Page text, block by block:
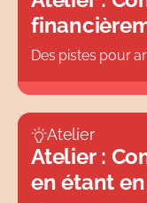
Des pistes pour
Atelier
Atelier :
en étant